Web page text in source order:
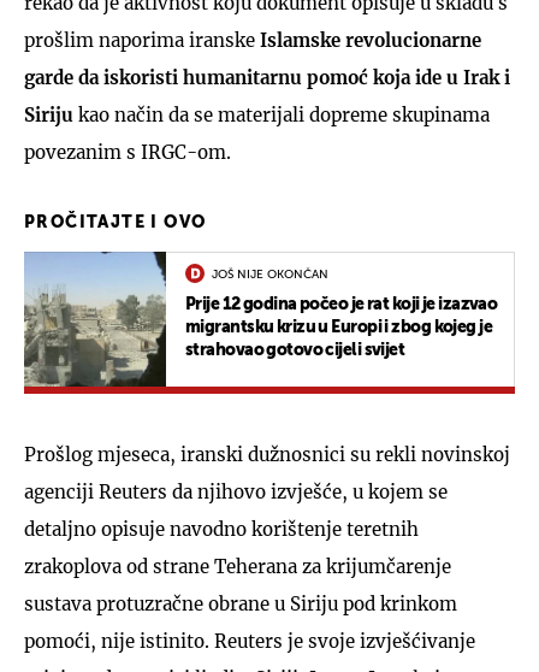
prošlim naporima iranske Islamske revolucionarne
garde da iskoristi humanitarnu pomoć koja ide u Irak i
Siriju kao način da se materijali dopreme skupinama
povezanim s IRGC-om.
PROČITAJTE I OVO
JOŠ NIJE OKONČAN
Prije 12 godina počeo je rat koji je izazvao
migrantsku krizu u Europi i zbog kojeg je
strahovao gotovo cijeli svijet
Prošlog mjeseca, iranski dužnosnici su rekli novinskoj
agenciji Reuters da njihovo izvješće, u kojem se
detaljno opisuje navodno korištenje teretnih
zrakoplova od strane Teherana za krijumčarenje
sustava protuzračne obrane u Siriju pod krinkom
pomoći, nije istinito. Reuters je svoje izvješćivanje